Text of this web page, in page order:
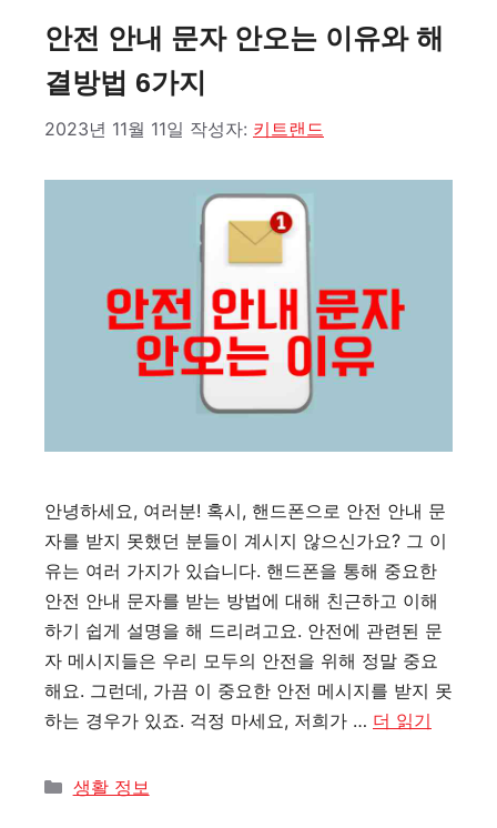
안전 안내 문자 안오는 이유와 해
결방법 6가지
2023년 11월 11일 작성자: 키트랜드
안녕하세요, 여러분! 혹시, 핸드폰으로 안전 안내 문
자를 받지 못했던 분들이 계시지 않으신가요? 그 이
유는 여러 가지가 있습니다. 핸드폰을 통해 중요한
안전 안내 문자를 받는 방법에 대해 친근하고 이해
하기 쉽게 설명을 해 드리려고요. 안전에 관련된 문
자 메시지들은 우리 모두의 안전을 위해 정말 중요
해요. 그런데, 가끔 이 중요한 안전 메시지를 받지 못
하는 경우가 있죠. 걱정 마세요, 저희가 … 더 읽기
카
생활 정보